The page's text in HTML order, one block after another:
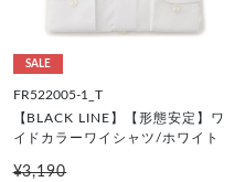
SALE
FR522005-1_T
【BLACK LINE】【形態安定】ワ
イドカラーワイシャツ/ホワイト
¥3,190